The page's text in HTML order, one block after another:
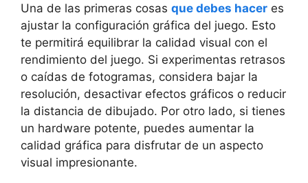
Una de las primeras cosas que debes hacer es
ajustar la configuración gráfica del juego. Esto
te permitirá equilibrar la calidad visual con el
rendimiento del juego. Si experimentas retrasos
o caídas de fotogramas, considera bajar la
resolución, desactivar efectos gráficos o reducir
la distancia de dibujado. Por otro lado, si tienes
un hardware potente, puedes aumentar la
calidad gráfica para disfrutar de un aspecto
visual impresionante.